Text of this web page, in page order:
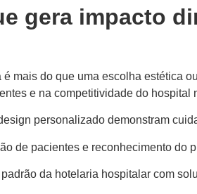
gera impacto
mais do que uma escolha estética
e na competitividade do hospital
personalizado demonstram
de pacientes e reconhecimento do
da hotelaria hospitalar com